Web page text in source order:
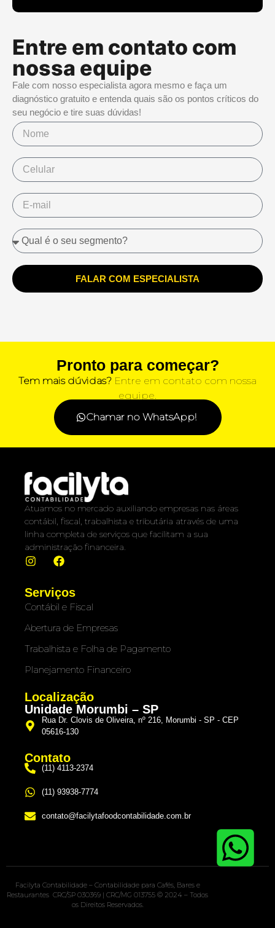
Entre em contato com
nossa equipe
Fale com nosso especialista agora mesmo e faça um
diagnóstico gratuito e entenda quais são os pontos críticos do
seu negócio e tire suas dúvidas!
FALAR COM ESPECIALISTA
Pronto para começar?
Tem mais dúvidas? Entre em contato com nossa
equipe.
Chamar no WhatsApp!
Atuamos no mercado auxiliando empresas nas áreas
contábil, fiscal, trabalhista e tributária através de uma
linha completa de serviços que facilitam a sua
administração financeira.
Serviços
Contábil e Fiscal
Abertura de Empresas
Trabalhista e Folha de Pagamento
Planejamento Financeiro
Localização
Unidade Morumbi – SP
Rua Dr. Clovis de Oliveira, nº 216, Morumbi - SP - CEP
05616-130
Contato
(11) 4113-2374
(11) 93938-7774
contato@facilytafoodcontabilidade.com.br
Facilyta Contabilidade – Contabilidade para Cafés, Bares e
Restaurantes CRC/SP 030369 | CRC/MG 013755 © 2024 – Todos
os Direitos Reservados.